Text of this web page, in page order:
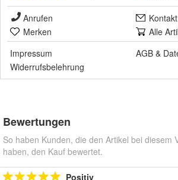
Anrufen
Kontakt
Merken
Alle
Impressum
AGB &
Widerrufsbelehrung
Bewertungen
So haben Kunden, die den Artikel bei diesem
haben, den Kauf bewertet.
Positiv